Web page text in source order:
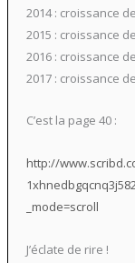
2014 : croissance
2015 : croissance
2016 : croissance
2017 : croissance
C’est la page 40 :
http://
_mode=scroll
J’éclate de rire !